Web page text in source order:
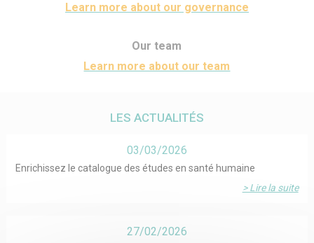
Learn more about our governance
Our team
Learn more about our team
LES ACTUALITÉS
03/03/2026
Enrichissez le catalogue des études en santé humaine
> Lire la suite
27/02/2026